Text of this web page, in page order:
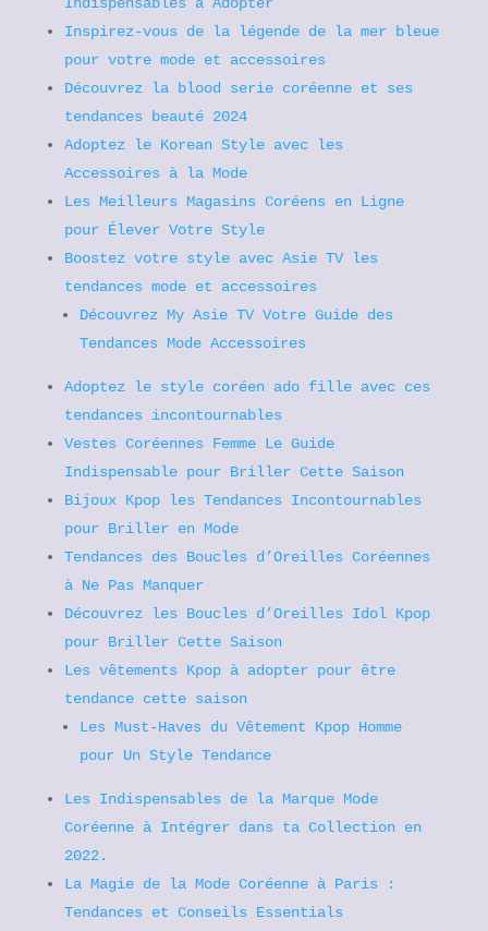
Inspirez-vous de la légende de la mer bleue
pour votre mode et accessoires
Découvrez la blood serie coréenne et ses
tendances beauté 2024
Adoptez le Korean Style avec les
Accessoires à la Mode
Les Meilleurs Magasins Coréens en Ligne
pour Élever Votre Style
Boostez votre style avec Asie TV les
tendances mode et accessoires
Découvrez My Asie TV Votre Guide des
Tendances Mode Accessoires
Adoptez le style coréen ado fille avec ces
tendances incontournables
Vestes Coréennes Femme Le Guide
Indispensable pour Briller Cette Saison
Bijoux Kpop les Tendances Incontournables
pour Briller en Mode
Tendances des Boucles d’Oreilles Coréennes
à Ne Pas Manquer
Découvrez les Boucles d’Oreilles Idol Kpop
pour Briller Cette Saison
Les vêtements Kpop à adopter pour être
tendance cette saison
Les Must-Haves du Vêtement Kpop Homme
pour Un Style Tendance
Les Indispensables de la Marque Mode
Coréenne à Intégrer dans ta Collection en
2022.
La Magie de la Mode Coréenne à Paris :
Tendances et Conseils Essentials